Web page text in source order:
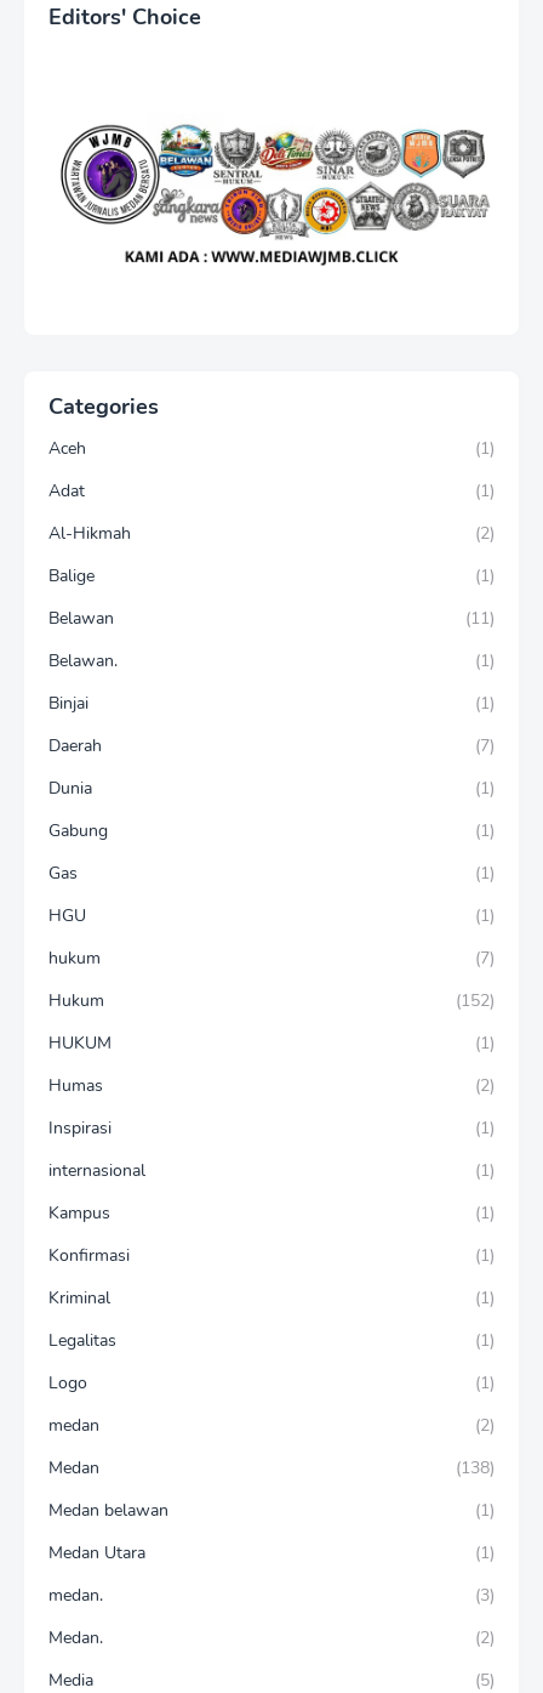
Editors' Choice
Categories
Aceh
(1)
Adat
(1)
Al-Hikmah
(2)
Balige
(1)
Belawan
(11)
Belawan.
(1)
Binjai
(1)
Daerah
(7)
Dunia
(1)
Gabung
(1)
Gas
(1)
HGU
(1)
hukum
(7)
Hukum
(152)
HUKUM
(1)
Humas
(2)
Inspirasi
(1)
internasional
(1)
Kampus
(1)
Konfirmasi
(1)
Kriminal
(1)
Legalitas
(1)
Logo
(1)
medan
(2)
Medan
(138)
Medan belawan
(1)
Medan Utara
(1)
medan.
(3)
Medan.
(2)
Media
(5)